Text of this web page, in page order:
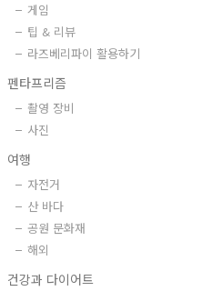
게임
팁 & 리뷰
라즈베리파이 활용하기
펜타프리즘
촬영 장비
사진
여행
자전거
산 바다
공원 문화재
해외
건강과 다이어트